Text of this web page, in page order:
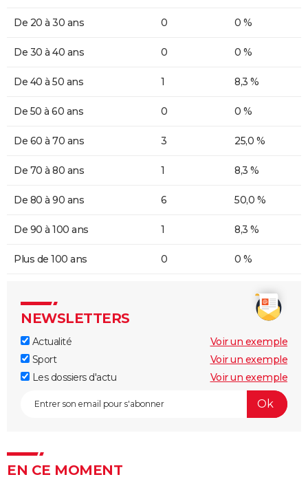
De 20 à 30 ans 0 0 %
De 30 à 40 ans 0 0 %
De 40 à 50 ans 1 8,3 %
De 50 à 60 ans 0 0 %
De 60 à 70 ans 3 25,0 %
De 70 à 80 ans 1 8,3 %
De 80 à 90 ans 6 50,0 %
De 90 à 100 ans 1 8,3 %
Plus de 100 ans 0 0 %
NEWSLETTERS
Actualité
Voir un exemple
Sport
Voir un exemple
Les dossiers d'actu
Voir un exemple
EN CE MOMENT